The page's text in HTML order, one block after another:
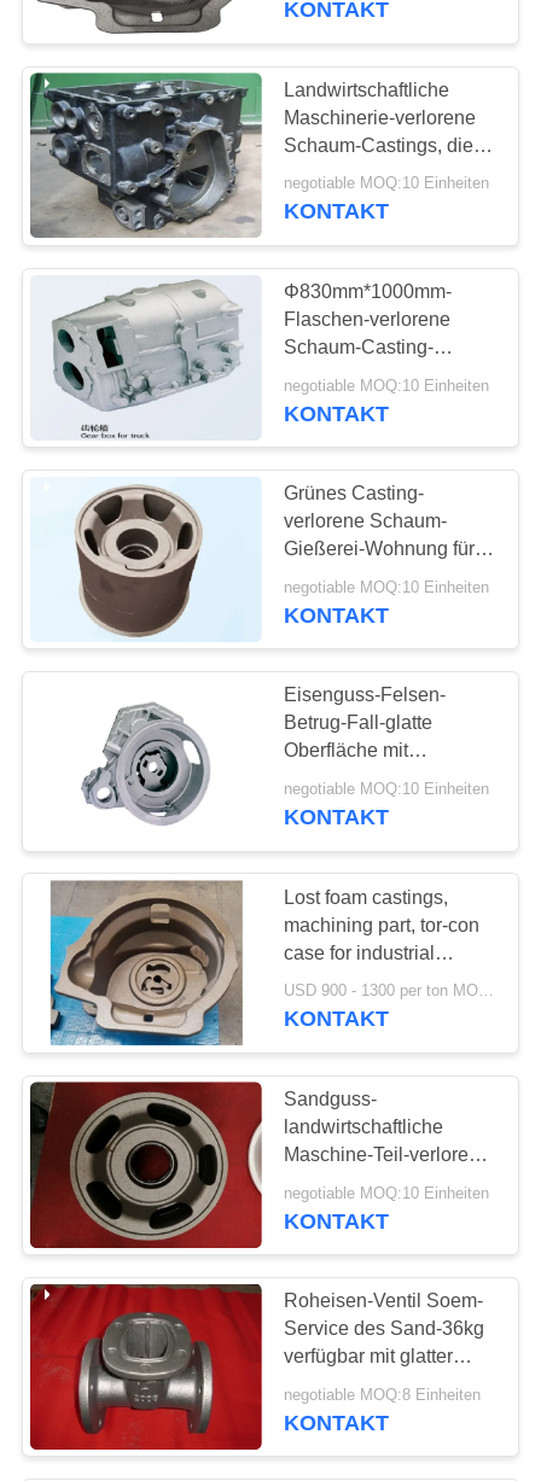
KONTAKT
Landwirtschaftliche
Maschinerie-verlorene
Schaum-Castings, die
mit kleiner
Bearbeitungszugabe
negotiable MOQ:10 Einheiten
KONTAKT
Φ830mm*1000mm-
Flaschen-verlorene
Schaum-Casting-
Kupplung für Minibagger
negotiable MOQ:10 Einheiten
KONTAKT
Grünes Casting-
verlorene Schaum-
Gießerei-Wohnung für
landwirtschaftliche
Maschinerie
negotiable MOQ:10 Einheiten
KONTAKT
Eisenguss-Felsen-
Betrug-Fall-glatte
Oberfläche mit
Strahlenen-
Oberflächenbehandlung
negotiable MOQ:10 Einheiten
KONTAKT
Lost foam castings,
machining part, tor-con
case for industrial
vehicles, for forklift truck
USD 900 - 1300 per ton MOQ:10 Einheiten
KONTAKT
Sandguss-
landwirtschaftliche
Maschine-Teil-verlorene
Schaum-Castings, die
genaues Maß
negotiable MOQ:10 Einheiten
KONTAKT
Roheisen-Ventil Soem-
Service des Sand-36kg
verfügbar mit glatter
Oberfläche
negotiable MOQ:8 Einheiten
KONTAKT